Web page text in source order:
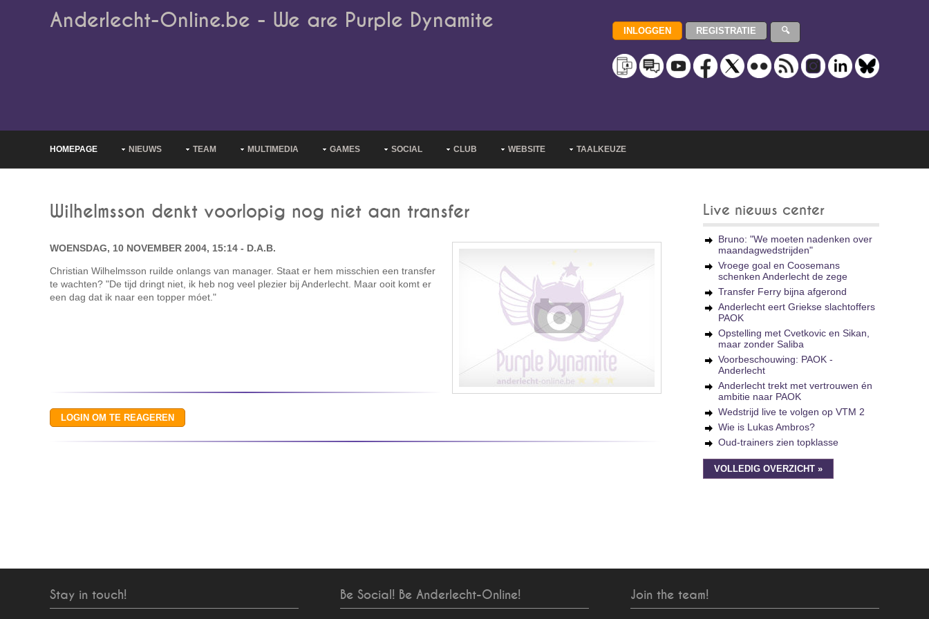
Anderlecht-Online.be - We are Purple Dynamite
HOMEPAGE NIEUWS TEAM MULTIMEDIA GAMES SOCIAL CLUB WEBSITE TAALKEUZE
Wilhelmsson denkt voorlopig nog niet aan transfer
WOENSDAG, 10 NOVEMBER 2004, 15:14 - D.A.B.
Christian Wilhelmsson ruilde onlangs van manager. Staat er hem misschien een transfer
te wachten? "De tijd dringt niet, ik heb nog veel plezier bij Anderlecht. Maar ooit komt er
een dag dat ik naar een topper móet."
Live nieuws center
Bruno: "We moeten nadenken over
maandagwedstrijden"
Vroege goal en Coosemans
schenken Anderlecht de zege
Transfer Ferry bijna afgerond
Anderlecht eert Griekse slachtoffers
PAOK
Opstelling met Cvetkovic en Sikan,
maar zonder Saliba
Voorbeschouwing: PAOK -
Anderlecht
Anderlecht trekt met vertrouwen én
ambitie naar PAOK
Wedstrijd live te volgen op VTM 2
Wie is Lukas Ambros?
Oud-trainers zien topklasse
VOLLEDIG OVERZICHT »
Stay in touch! Be Social! Be Anderlecht-Online! Join the team!